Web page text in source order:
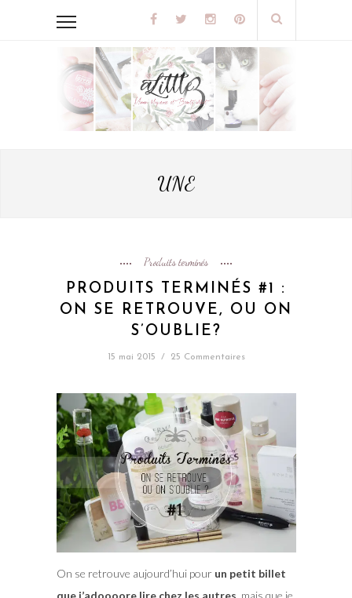
UNE
Produits terminés
PRODUITS TERMINÉS #1 :
ON SE RETROUVE, OU ON
S’OUBLIE?
15 mai 2015 / 25 Commentaires
On se retrouve aujourd’hui pour un petit billet